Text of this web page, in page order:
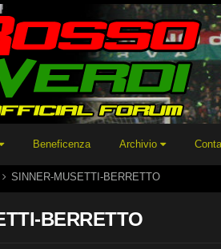
Beneficenza Archivio
SINNER-MUSETTI-BERRETTO
BERRETTO